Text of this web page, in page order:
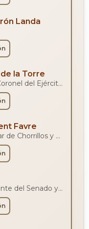
Landa
la Torre
Alcalde de Pueblo Libre y Coronel del Ejército Peruano.
Favre
Director de la Escuela Militar de Chorrillos y Jefe de Estado Mayor de la Fuerza Aérea Peruana.
Diputado, Senador, Presidente del Senado y Ministro de Guerra.